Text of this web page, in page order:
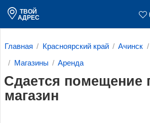
ТВОЙ
АДРЕС
Главная Красноярский край Ачинск
Магазины Аренда
Сдается помещение
магазин